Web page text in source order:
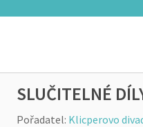
SLUČITELNÉ
Pořadatel: Klicperovo